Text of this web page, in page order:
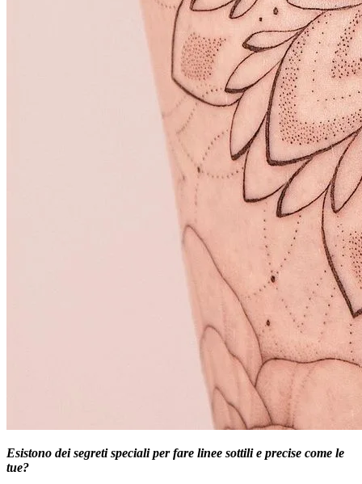
Esistono dei segreti speciali per fare linee sottili e precise come le
tue?